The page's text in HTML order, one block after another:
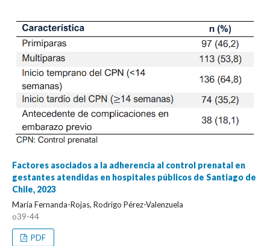
Factores asociados a la adherencia al control prenatal en
gestantes atendidas en hospitales públicos de Santiago de
Chile, 2023
María Fernanda-Rojas, Rodrigo Pérez-Valenzuela
o39-44
PDF